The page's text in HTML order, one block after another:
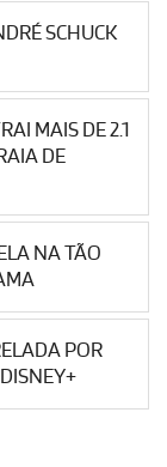
SCHUCK
MAIS DE 2.1
DE
NA TÃO
POR